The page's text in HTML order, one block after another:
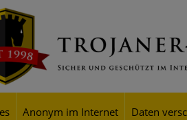
Anonym im Internet Daten